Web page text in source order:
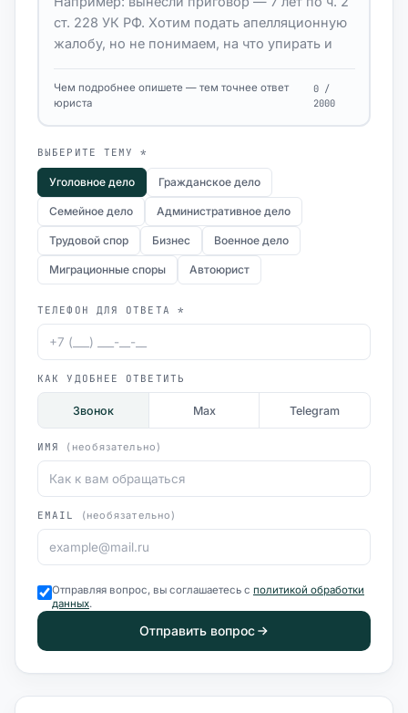
Чем подробнее опишете — тем точнее ответ
юриста
0 /
2000
ВЫБЕРИТЕ ТЕМУ *
Уголовное дело Гражданское дело
Семейное дело Административное дело
Трудовой спор Бизнес Военное дело
Миграционные споры Автоюрист
ТЕЛЕФОН ДЛЯ ОТВЕТА *
КАК УДОБНЕЕ ОТВЕТИТЬ
Звонок Max Telegram
ИМЯ (необязательно)
EMAIL (необязательно)
Отправляя вопрос, вы соглашаетесь с политикой обработки
данных.
Отправить вопрос